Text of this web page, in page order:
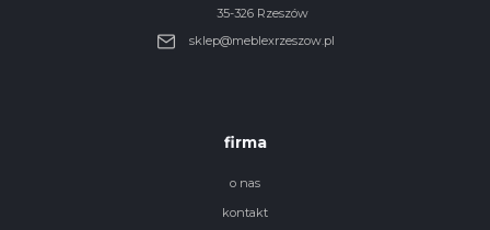
35-326 Rzeszów
sklep@meblexrzeszow.pl
firma
o nas
kontakt